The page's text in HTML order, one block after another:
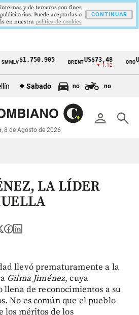
$1.750.905 BRENTUS$73,48
▼ 1.12
ORO
Sabado no no
person search
, 8 de Agosto de 2026
LA LÍDER
llevó prematuramente a la
Gilma Jiménez, cuya
llena de reconocimientos a su
No es común que el pueblo
los méritos de los
y de terceros con fines
Puede aceptarlas o
en nuestra politica de cookies
CONTINUAR